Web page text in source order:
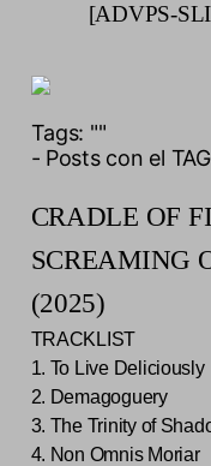
[ADVPS-
Tags: ""
- Posts con el
CRADLE OF
SCREAMING
(2025)
TRACKLIST
1. To Live Deliciously
2. Demagoguery
3. The Trinity of
4. Non Omnis Moriar